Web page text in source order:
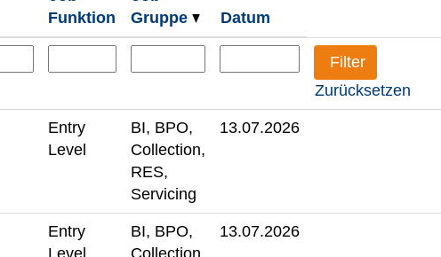
Funktion
Gruppe
Datum
Zurücksetzen
Entry
Level
BI, BPO,
Collection,
RES,
Servicing
13.07.2026
Entry
Level
BI, BPO,
Collection,
13.07.2026